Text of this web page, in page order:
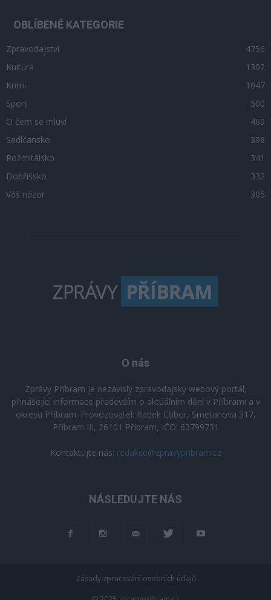
OBLÍBENÉ KATEGORIE
Zpravodajství
4756
Kultura
1302
Krimi
1047
Sport
500
O čem se mluví
469
Sedlčansko
398
Rožmitálsko
341
Dobříšsko
332
Váš názor
305
O nás
Zprávy Příbram je nezávislý zpravodajský webový portál,
přinášející informace především o aktuálním dění v Příbrami a v
okresu Příbram. Provozovatel: Radek Ctibor, Smetanova 317,
Příbram III, 26101 Příbram, IČO: 63799731
Kontaktujte nás: redakce@zpravypribram.cz
NÁSLEDUJTE NÁS
Zásady zpracování osobních údajů